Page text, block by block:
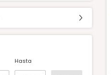
Hasta